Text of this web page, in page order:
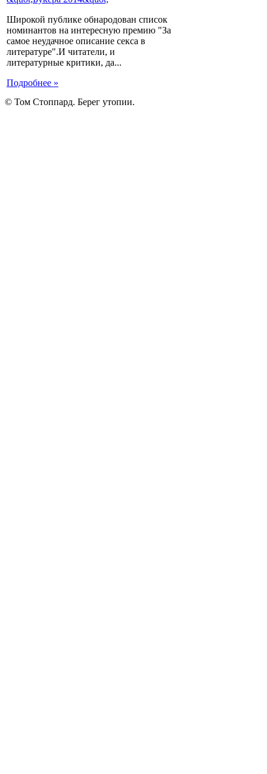
Широкой публике обнародован список
номинантов на интересную премию "За
самое неудачное описание секса в
литературе".И читатели, и
литературные критики, да...
Подробнее »
© Том Стоппард. Берег утопии.